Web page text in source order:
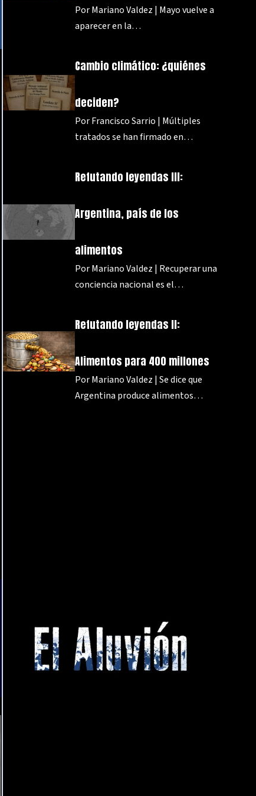
Por Mariano Valdez | Mayo vuelve a
aparecer en la…
Cambio climático: ¿quiénes
deciden?
Por Francisco Sarrio | Múltiples
tratados se han firmado en…
Refutando leyendas III:
Argentina, país de los
alimentos
Por Mariano Valdez | Recuperar una
conciencia nacional es el…
Refutando leyendas II:
Alimentos para 400 millones
Por Mariano Valdez | Se dice que
Argentina produce alimentos…